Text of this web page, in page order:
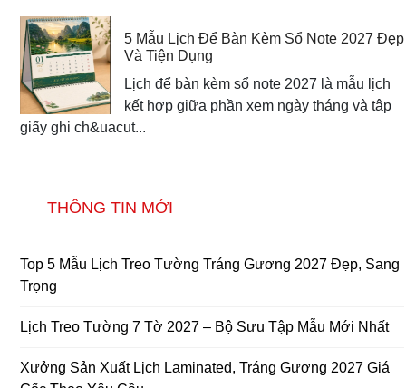
5 Mẫu Lịch Để Bàn Kèm Sổ Note 2027 Đẹp
Và Tiện Dụng
Lịch để bàn kèm sổ note 2027 là mẫu lịch
kết hợp giữa phần xem ngày tháng và tập
giấy ghi ch&uacut...
THÔNG TIN MỚI
Top 5 Mẫu Lịch Treo Tường Tráng Gương 2027 Đẹp, Sang
Trọng
Lịch Treo Tường 7 Tờ 2027 – Bộ Sưu Tập Mẫu Mới Nhất
Xưởng Sản Xuất Lịch Laminated, Tráng Gương 2027 Giá